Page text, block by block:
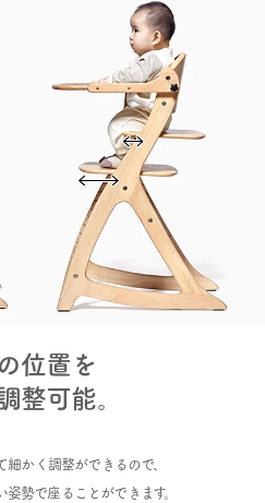
位置を
整可能。
かく調整ができるので、
勢で座ることができます。